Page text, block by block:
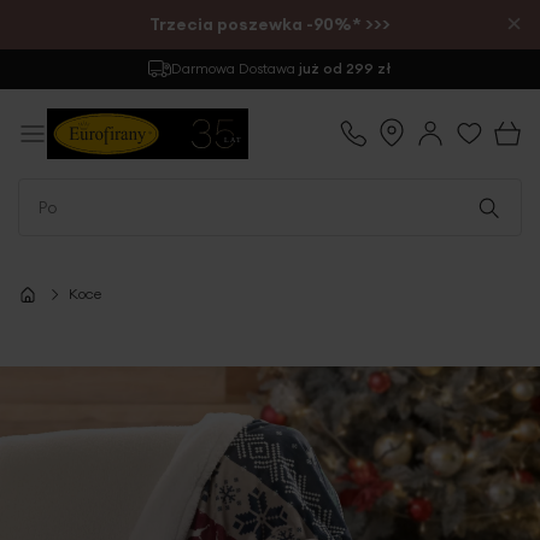
Trzecia poszewka -90%* >>> ×
Darmowa Dostawa już od 299 zł
Koce
koniec